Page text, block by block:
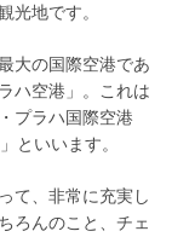
光地です。
大の国際空港であ
ハ空港」。これは
プラハ国際空港
といいます。
て、非常に充実し
ろんのこと、チェ